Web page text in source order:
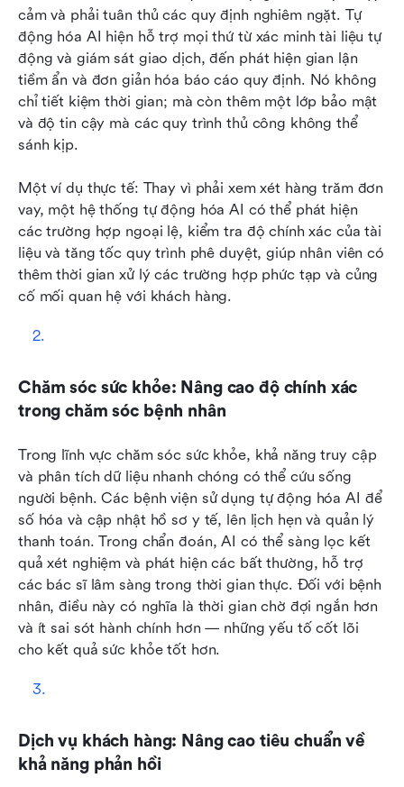
cảm và phải tuân thủ các quy định nghiêm ngặt. Tự
động hóa AI hiện hỗ trợ mọi thứ từ xác minh tài liệu tự
động và giám sát giao dịch, đến phát hiện gian lận
tiềm ẩn và đơn giản hóa báo cáo quy định. Nó không
chỉ tiết kiệm thời gian; mà còn thêm một lớp bảo mật
và độ tin cậy mà các quy trình thủ công không thể
sánh kịp.
Một ví dụ thực tế: Thay vì phải xem xét hàng trăm đơn
vay, một hệ thống tự động hóa AI có thể phát hiện
các trường hợp ngoại lệ, kiểm tra độ chính xác của tài
liệu và tăng tốc quy trình phê duyệt, giúp nhân viên có
thêm thời gian xử lý các trường hợp phức tạp và củng
cố mối quan hệ với khách hàng.
Chăm sóc sức khỏe: Nâng cao độ chính xác
trong chăm sóc bệnh nhân
Trong lĩnh vực chăm sóc sức khỏe, khả năng truy cập
và phân tích dữ liệu nhanh chóng có thể cứu sống
người bệnh. Các bệnh viện sử dụng tự động hóa AI để
số hóa và cập nhật hồ sơ y tế, lên lịch hẹn và quản lý
thanh toán. Trong chẩn đoán, AI có thể sàng lọc kết
quả xét nghiệm và phát hiện các bất thường, hỗ trợ
các bác sĩ lâm sàng trong thời gian thực. Đối với bệnh
nhân, điều này có nghĩa là thời gian chờ đợi ngắn hơn
và ít sai sót hành chính hơn — những yếu tố cốt lõi
cho kết quả sức khỏe tốt hơn.
Dịch vụ khách hàng: Nâng cao tiêu chuẩn về
khả năng phản hồi